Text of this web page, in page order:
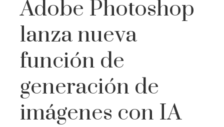
Adobe Photoshop
lanza nueva
función de
generación de
imágenes con IA